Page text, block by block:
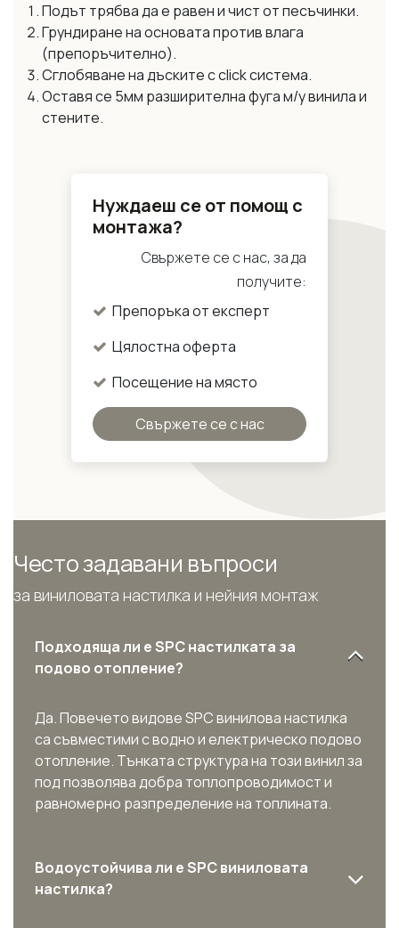
Подът трябва да е равен и чист от песъчинки.
Грундиране на основата против влага
(препоръчително).
Сглобяване на дъските с click система.
Оставя се 5мм разширителна фуга м/у винила и
стените.
Нуждаеш се от помощ с
монтажа?
Свържете се с нас, за да
получите:
Препоръка от експерт
Цялостна оферта
Посещение на място
Свържете се с нас
Често задавани въпроси
за виниловата настилка и нейния монтаж
Подходяща ли е SPC настилката за
подово отопление?
Да. Повечето видове SPC винилова настилка
са съвместими с водно и електрическо подово
отопление. Тънката структура на този винил за
под позволява добра топлопроводимост и
равномерно разпределение на топлината.
Водоустойчива ли е SPC виниловата
настилка?